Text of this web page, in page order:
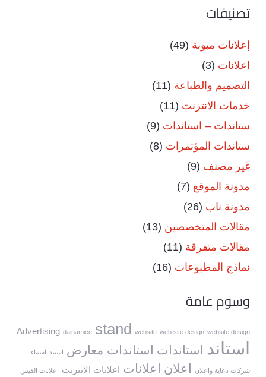
تصنيفات
إعلانات مبوبة (49)
اعلانات (3)
التصميم والطباعة (11)
خدمات الانترنت (11)
ستاندات – استاندات (9)
ستاندات المؤتمرات (8)
غير مصنف (9)
مدونة الموقع (7)
مدونة ناب (26)
مقالات المتخصصين (13)
مقالات متفرقة (11)
نماذج المطبوعات (16)
وسوم عامة
Advertising dainamice stand website web site design website design
استاند استاندات استاندات معارض استند اسماء
شركات دعاية واعلان اعلان اعلانات اعلانات الانترنت اعلانات الفيس